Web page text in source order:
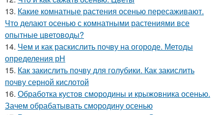
13. Какие комнатные растения осенью пересаживают.
Что делают осенью с комнатными растениями все
опытные цветоводы?
14. Чем и как раскислить почву на огороде. Методы
определения рН
15. Как закислить почву для голубики. Как закислить
почву серной кислотой
16. Обработка кустов смородины и крыжовника осенью.
Зачем обрабатывать смородину осенью